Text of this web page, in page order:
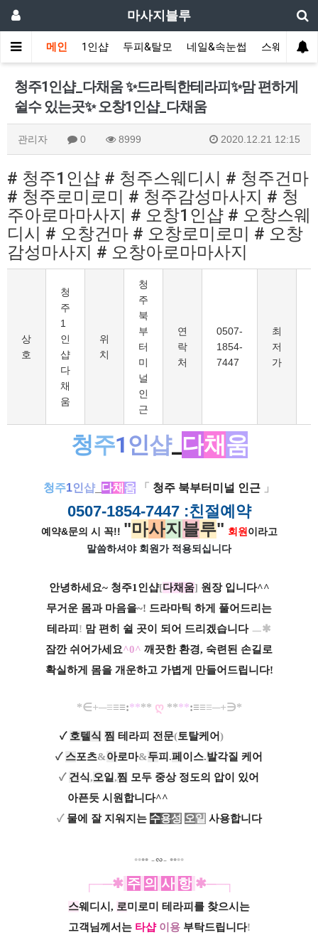
마사지블루
메인 1인샵 두피&탈모 네일&속눈썹 스웨디시(
청주1인샵_다채움 ✨드라틱한테라피✨맘 편하게
쉴수 있는곳✨ 오창1인샵_다채움
관리자 0 8999 2020.12.21 12:15
# 청주1인샵 # 청주스웨디시 # 청주건마
# 청주로미로미 # 청주감성마사지 # 청
주아로마마사지 # 오창1인샵 # 오창스웨
디시 # 오창건마 # 오창로미로미 # 오창
감성마사지 # 오창아로마마사지
상
호
청
주
1
인
샵
다
채
움
위
치
청
주
북
부
터
미
널
인
근
연
락
처
0507-
1854-
7447
최
저
가
청주1인샵_다채움
청주1인 샵_ 다채 움 「 청주 북부터미널 인근 」
0507-1854-7447:친절예약
예약&문의 시 꼭!! "마사지 블루" 회원 이라고
말씀하셔야 회원가 적용되십니다
안녕하세요~ 청주1인샵[다채움] 원장 입니다^^
무거운 몸과 마음을~! 드라마틱 하게 풀어드리는
테라피 ! 맘 편히 쉴 곳이 되어 드리겠습니다 ㅡ✱
잠깐 쉬어가세요^0^ 깨끗한 환경, 숙련된 손길로
확실하게 몸을 개운하고 가볍게 만들어드립니다!
*∈+─≡≡≡:****​ ღ****:≡≡≡─+∋*
✓ 호텔식 찜 테라피 전문(토탈케어)
✓ 스포츠&아로마&두피 .페 이스.발각질 케어
✓ 건식,오일,찜 모두 중상 정도의 압이 있어
아픈듯 시원합니다^^
✓ 물에 잘 지워지는 수용성 오일 사용합니다
•••• -∽- ••••
┌──✱ 주 의 사 항 ✱──┐
스웨디시, 로미로미 테라피를 찾으시는
고객님께서는 타샵 이용부탁드립니다!